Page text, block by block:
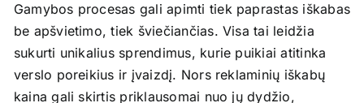
Gamybos procesas gali apimti tiek paprastas iškabas
be apšvietimo, tiek šviečiančias. Visa tai leidžia
sukurti unikalius sprendimus, kurie puikiai atitinka
verslo poreikius ir įvaizdį. Nors reklaminių iškabų
kaina gali skirtis priklausomai nuo jų dydžio,